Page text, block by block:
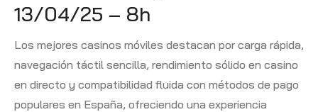
13/04/25 – 8h
Los mejores casinos móviles destacan por carga rápida,
navegación táctil sencilla, rendimiento sólido en casino
en directo y compatibilidad fluida con métodos de pago
populares en España, ofreciendo una experiencia